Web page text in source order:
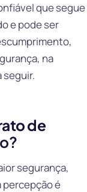
que segue
e pode ser
na
seguir.
de
segurança,
percepção é